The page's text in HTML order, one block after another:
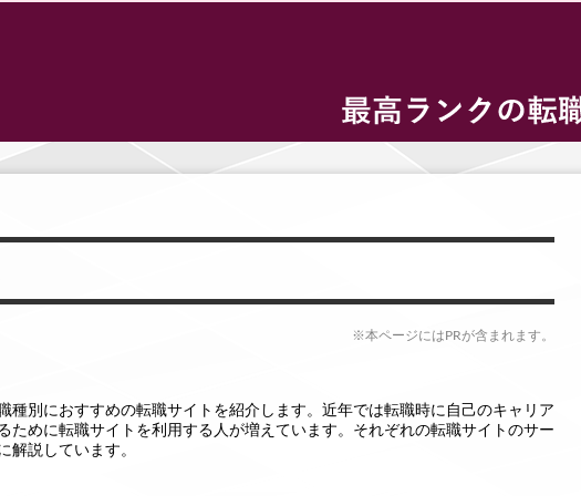
※本ページにはPRが含まれます。
種別におすすめの転職サイトを紹介します。近年では転職時に自己のキャリア
ために転職サイトを利用する人が増えています。それぞれの転職サイトのサー
解説しています。